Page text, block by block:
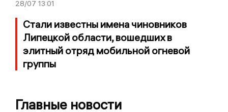
28/07 13:01
Стали известны имена чиновников
Липецкой области, вошедших в
элитный отряд мобильной огневой
группы
Главные новости